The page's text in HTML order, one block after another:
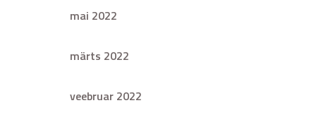
mai 2022
märts 2022
veebruar 2022